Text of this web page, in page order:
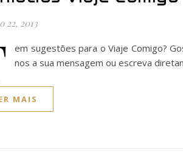
22, 2013
em sugestões para o Viaje Comigo?
nos a sua mensagem ou escreva
MAIS